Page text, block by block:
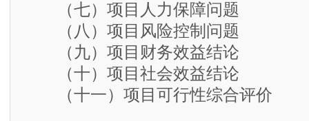
（七）项目人力保障问题
（八）项目风险控制问题
（九）项目财务效益结论
（十）项目社会效益结论
（十一）项目可行性综合评价